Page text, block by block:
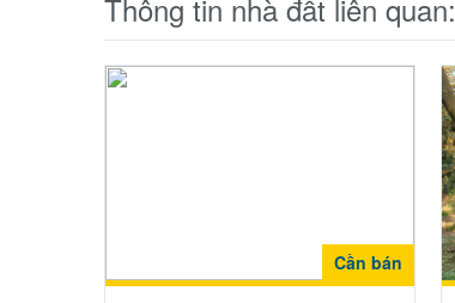
Thông tin nhà đất liên quan:
Cần bán